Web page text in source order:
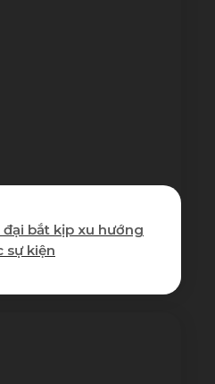
đại bắt kịp xu hướng
sự kiện